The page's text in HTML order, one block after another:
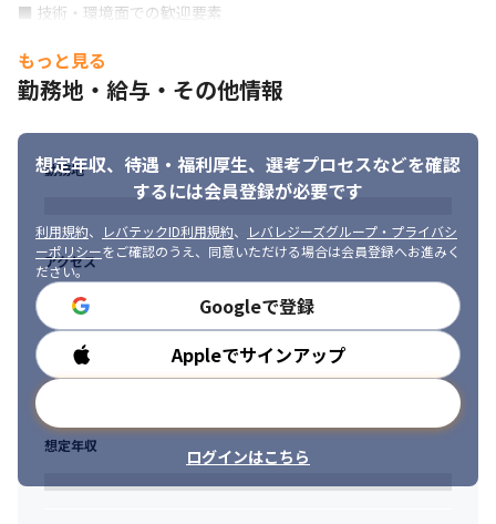
※会社の雰囲気や取り組みの一部をYouTubeでもご紹介していま
ご興味のある方は、参考情報としてご覧ください。
https://www.youtube.com/channel/UCbLZK0VW8Kf0PtzuoPn5
vXg
■ 技術・環境面での歓迎要素
・SQLを用いたデータ抽出・調査の経験
・既存システムの改修・機能追加・影響調査の経験
・ブランクがあるが、COBOL経験を活かしたい方
・「モダン技術への強制的なシフト」に不安がある方
■求める人物像
・誠実で素直な人
・会社と共に成長したい人
・ミッションに共感できる人
・好奇心を持って課題に挑戦していく姿勢がある人
・自ら機会を創り出し成長していく意思を持っている人
もっと見る
勤務地・給与・その他情報
想定年収、待遇・福利厚生、 選考プロセスなどを確認
するには会員登録が必要です
利用規約、 レバテックID利用規約、
レバレジーズグループ・プライバシ
ーポリシーをご確認のうえ、同意いただける場合は会員登録へお進みく
ださい。
Googleで登録
Appleでサインアップ
ログインはこちら
勤務地
アクセス
勤務時間
想定年収